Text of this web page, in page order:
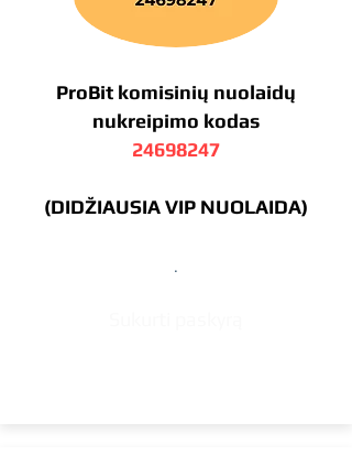
ProBit komisinių nuolaidų
nukreipimo kodas
24698247
(DIDŽIAUSIA VIP NUOLAIDA)
.